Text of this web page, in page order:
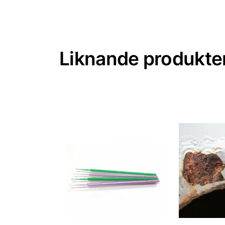
Liknande